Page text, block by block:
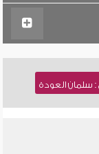
سلمان العودة